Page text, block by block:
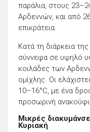
παράλια, στους
Αρδεννών, και από
επικράτεια.
Κατά τη διάρκεια
σύννεφα σε υψηλό
κοιλάδες των
ομίχλης. Οι
10–16°C, με ένα
προσωρινή
Μικρές
Κυριακή